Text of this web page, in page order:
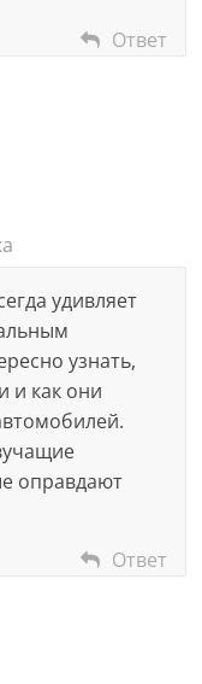
Ответ
удивляет
узнать,
и как они
оправдают
Ответ